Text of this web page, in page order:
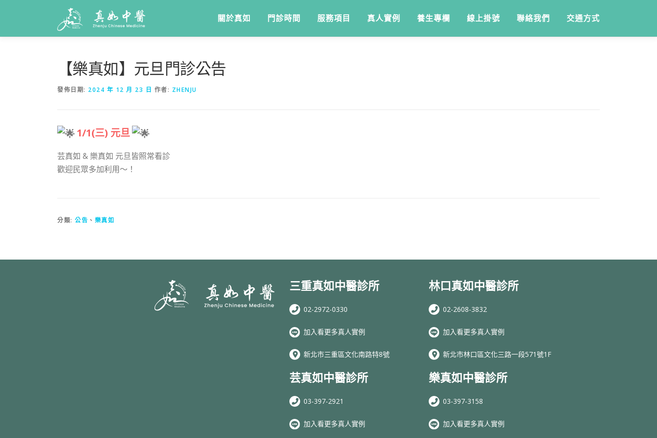
關於真如 門診時間 服務項目 真人實例 養生專欄 線上掛號 聯絡我們 交通方式
【樂真如】元旦門診公告
發佈日期: 2024 年 12 月 23 日 作者: ZHENJU
1/1(三) 元旦
芸真如 & 樂真如 元旦皆照常看診
歡迎民眾多加利用～！
分類: 公告 、 樂真如
三重真如中醫診所
02-2972-0330
加入看更多真人實例
新北市三重區文化南路特8號
芸真如中醫診所
03-397-2921
加入看更多真人實例
林口真如中醫診所
02-2608-3832
加入看更多真人實例
新北市林口區文化三路一段571號1F
樂真如中醫診所
03-397-3158
加入看更多真人實例